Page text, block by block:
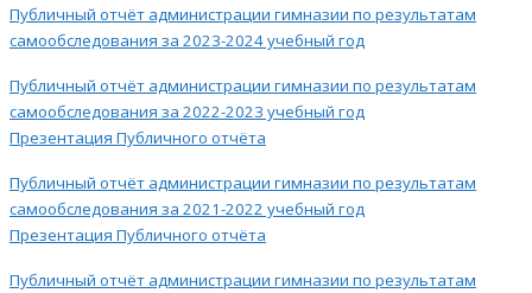
Публичный отчёт администрации гимназии по результатам
самообследования за 2023-2024 учебный год
Публичный отчёт администрации гимназии по результатам
самообследования за 2022-2023 учебный год
Презентация Публичного отчёта
Публичный отчёт администрации гимназии по результатам
самообследования за 2021-2022 учебный год
Презентация Публичного отчёта
Публичный отчёт администрации гимназии по результатам